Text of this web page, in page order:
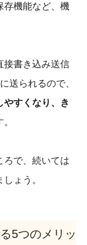
存機能など、機
接書き込み送信
送られるので、
やすくなり、き
ろで、続いては
ょう。
5つのメリッ